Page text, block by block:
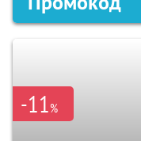
-11%